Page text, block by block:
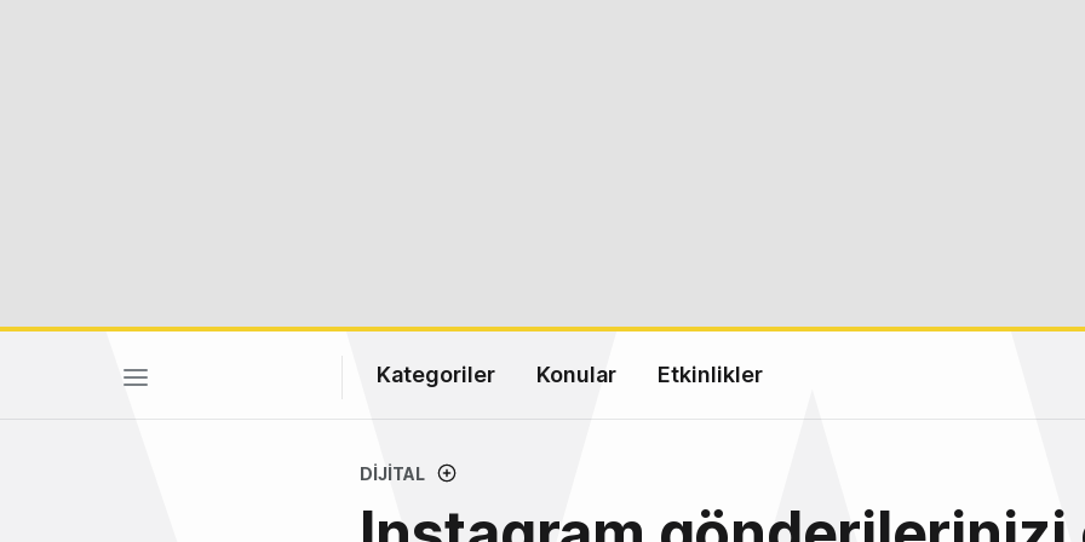
Kategoriler Konular Etkinlikler
DIJITAL